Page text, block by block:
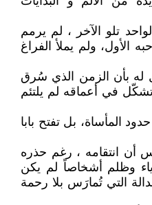
تلو الآخر ، لم يرمم
الأول، ولم يملأ الفراغ
له بأن الزمن الذي سُرق
في أعماقه لم يلتئم
المأساة، بل تفتح بابا
أن انتقامه ، رغم حذره
وظلم أشخاصاً لم يكن
التي تُمارَس بلا رحمة